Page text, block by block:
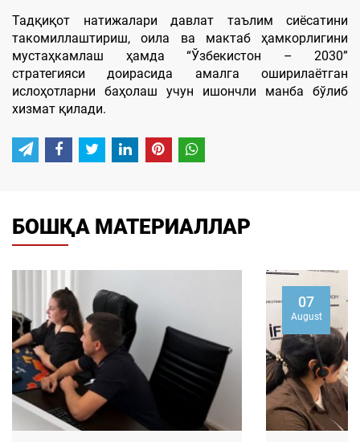
Тадқиқот натижалари давлат таълим сиёсатини
такомиллаштириш, оила ва мактаб ҳамкорлигини
мустаҳкамлаш ҳамда “Ўзбекистон – 2030”
стратегияси доирасида амалга оширилаётган
ислоҳотларни баҳолаш учун ишончли манба бўлиб
хизмат қилади.
БОШҚА МАТЕРИАЛЛАР
07
August